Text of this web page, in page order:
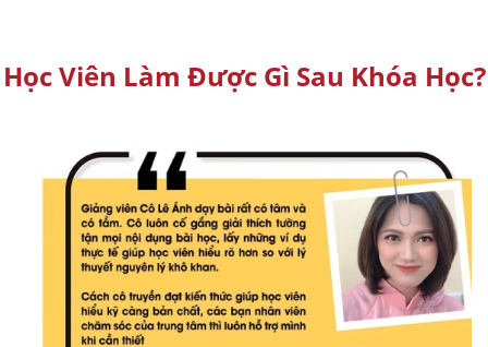
Học Viên Làm Được Gì Sau Khóa Học?